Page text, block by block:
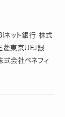
ネット銀行 株式
菱東京UFJ銀
式会社ベネフィ